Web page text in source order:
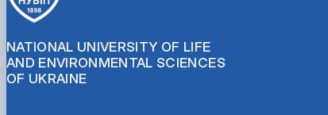
NATIONAL UNIVERSITY OF LIFE
AND ENVIRONMENTAL SCIENCES
OF UKRAINE